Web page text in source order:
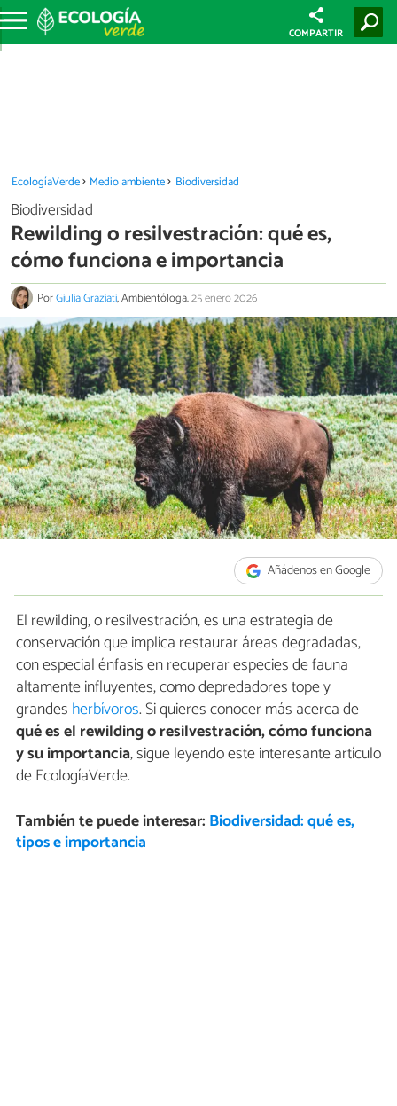
COMPARTIR
EcologíaVerde Medio ambiente Biodiversidad
Biodiversidad
Rewilding o resilvestración: qué es,
cómo funciona e importancia
PorGiulia Graziati, Ambientóloga.25 enero 2026
Añádenos en Google
El rewilding, o resilvestración, es una estrategia de
conservación que implica restaurar áreas degradadas,
con especial énfasis en recuperar especies de fauna
altamente influyentes, como depredadores tope y
grandes herbívoros. Si quieres conocer más acerca de
qué es el rewilding o resilvestración, cómo funciona
y su importancia, sigue leyendo este interesante artículo
de EcologíaVerde.
También te puede interesar: Biodiversidad: qué es,
tipos e importancia